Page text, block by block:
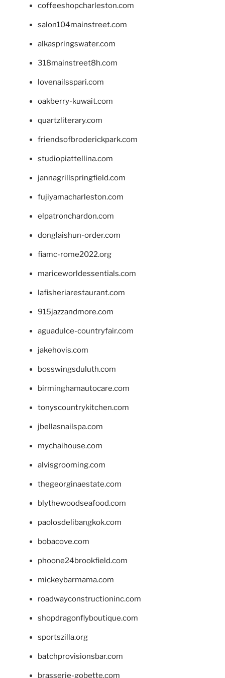
coffeeshopcharleston.com
salon104mainstreet.com
alkaspringswater.com
318mainstreet8h.com
lovenailsspari.com
oakberry-kuwait.com
quartzliterary.com
friendsofbroderickpark.com
studiopiattellina.com
jannagrillspringfield.com
fujiyamacharleston.com
elpatronchardon.com
donglaishun-order.com
fiamc-rome2022.org
mariceworldessentials.com
lafisheriarestaurant.com
915jazzandmore.com
aguadulce-countryfair.com
jakehovis.com
bosswingsduluth.com
birminghamautocare.com
tonyscountrykitchen.com
jbellasnailspa.com
mychaihouse.com
alvisgrooming.com
thegeorginaestate.com
blythewoodseafood.com
paolosdelibangkok.com
bobacove.com
phoone24brookfield.com
mickeybarmama.com
roadwayconstructioninc.com
shopdragonflyboutique.com
sportszilla.org
batchprovisionsbar.com
brasserie-gobette.com